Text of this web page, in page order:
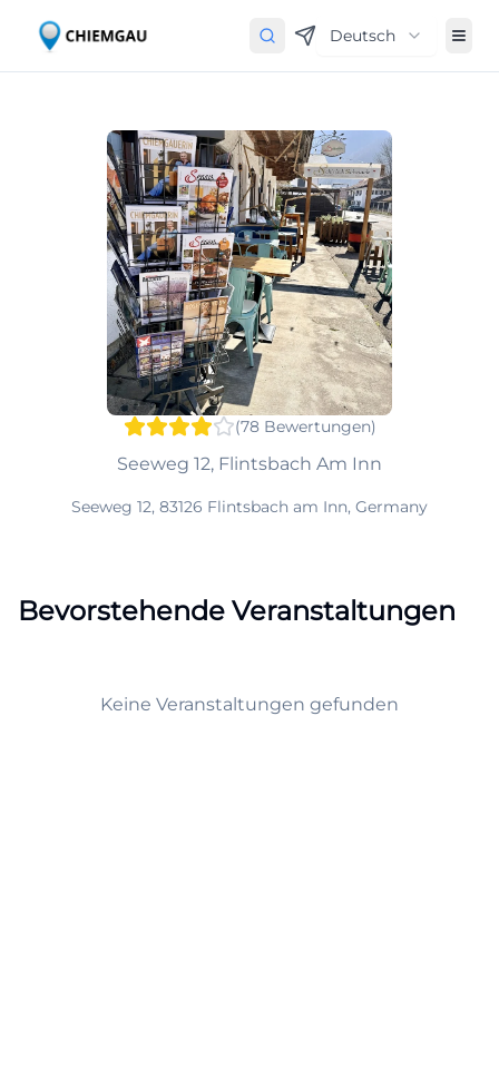
Deutsch
(78 Bewertungen)
Seeweg 12, Flintsbach Am Inn
Seeweg 12, 83126 Flintsbach am Inn, Germany
Bevorstehende Veranstaltungen
Keine Veranstaltungen gefunden